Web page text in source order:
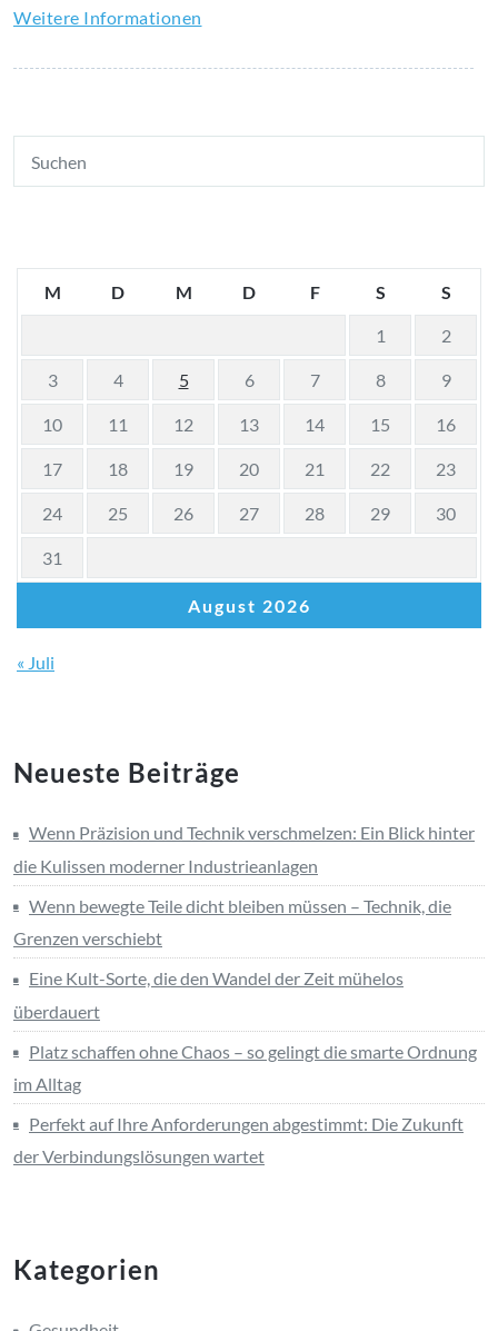
Weitere Informationen
August 2026
M D M D F S S
1 2
3 4 5 6 7 8 9
10 11 12 13 14 15 16
17 18 19 20 21 22 23
24 25 26 27 28 29 30
31
« Juli
Neueste Beiträge
Wenn Präzision und Technik verschmelzen: Ein Blick hinter
die Kulissen moderner Industrieanlagen
Wenn bewegte Teile dicht bleiben müssen – Technik, die
Grenzen verschiebt
Eine Kult-Sorte, die den Wandel der Zeit mühelos
überdauert
Platz schaffen ohne Chaos – so gelingt die smarte Ordnung
im Alltag
Perfekt auf Ihre Anforderungen abgestimmt: Die Zukunft
der Verbindungslösungen wartet
Kategorien